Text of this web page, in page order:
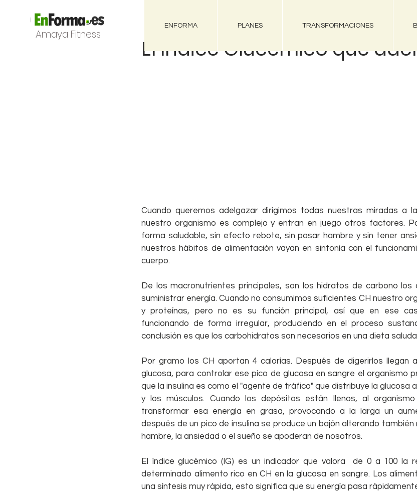
Amaya Fitness
ENFORMA PLANES TRANSFORMACIONES
El Índice Glucémico que
Cuando queremos adelgazar dirigimos todas nuestras miradas a
nuestro organismo es complejo y entran en juego otros factores.
forma saludable, sin efecto rebote, sin pasar hambre y sin tener
nuestros hábitos de alimentación vayan en sintonía con el
cuerpo.
De los macronutrientes principales, son los hidratos de carbono los
suministrar energía. Cuando no consumimos suficientes CH nuestro
y proteínas, pero no es su función principal, así que en ese
funcionando de forma irregular, produciendo en el proceso
conclusión es que los carbohidratos son necesarios en una dieta
Por gramo los CH aportan 4 calorías. Después de digerirlos llegan
glucosa, para controlar ese pico de glucosa en sangre el organismo
que la insulina es como el "agente de tráfico" que distribuye la glucosa
y los músculos. Cuando los depósitos están llenos, al
transformar esa energía en grasa, provocando a la larga un
después de un pico de insulina se produce un bajón alterando también
hambre, la ansiedad o el sueño se apoderan de nosotros.
El índice glucémico (IG) es un indicador que valora  de 0 a 100 la
determinado alimento rico en CH en la glucosa en sangre. Los
una síntesis muy rápida, esto significa que su energía pasa